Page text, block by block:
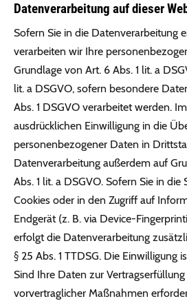
Datenverarbeitung auf dieser
Sofern Sie in die Datenverarbeitung
verarbeiten wir Ihre
Grundlage von Art. 6 Abs. 1 lit. a
lit. a DSGVO, sofern besondere
Abs. 1 DSGVO verarbeitet werden.
ausdrücklichen Einwilligung in die
personenbezogener Daten in
Datenverarbeitung außerdem auf
Abs. 1 lit. a DSGVO. Sofern Sie in die
Cookies oder in den Zugriff auf
Endgerät (z. B. via Device-
erfolgt die Datenverarbeitung
§ 25 Abs. 1 TTDSG. Die Einwilligung
Sind Ihre Daten zur
vorvertraglicher Maßnahmen